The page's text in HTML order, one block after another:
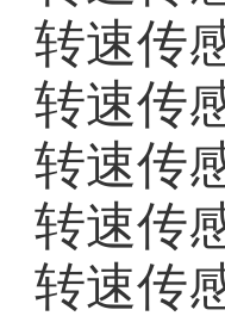
转速传
转速传
转速传
转速传
转速传